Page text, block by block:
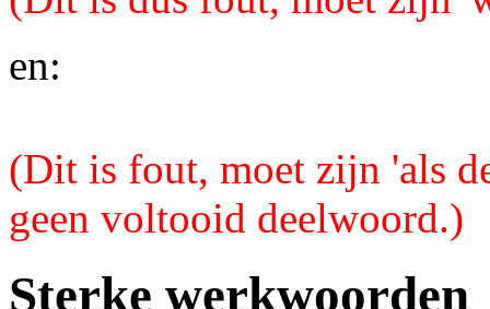
en:
(Dit is fout, moet zijn 'als
geen voltooid deelwoord.)
Sterke werkwoorden